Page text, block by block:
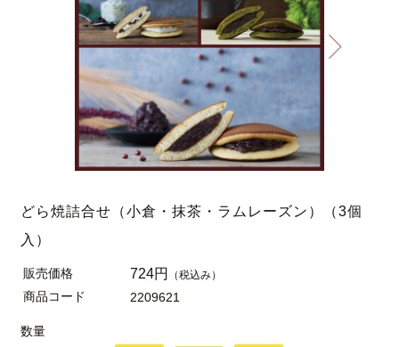
どら焼詰合せ（小倉・抹茶・ラムレーズン）（3個
入）
販売価格 724円 （税込み）
商品コード 2209621
数量